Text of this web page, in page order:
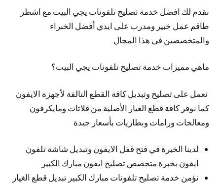
نقدم لك افضل خدمة تصليح تلفونات يجي البيت مع اشطر
طاقم عمل خبير ومدرب على ايدي أفضل الخبراء
والمتخصصين في هذا المجال
ماهي مميزات خدمة تصليح تلفونات يجي البيت؟
نعمل على تصليح وتبديل كافة القطع التالفة لأجهزة الايفون
كما نوفر كافة قطع الغيار الأصلية من فلاتات ومايكرفون
ومعالجات ورامات وبطاريات بأسعار جيدة
لدينا الخبرة في فتح قفل الايفون وتبديل شاشة تلفون
ايفون بخبرة متخصص تصليح ايفون مبارك الكبير
نؤمن خدمة تصليح تلفونات مبارك الكبير تبديل قطع الغيار